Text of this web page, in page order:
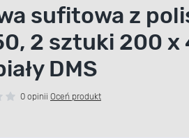
sufitowa z
2 sztuki 200 x
DMS
0 opinii Oceń produkt